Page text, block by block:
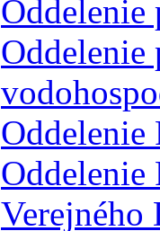
Oddelenie
Oddelenie
Oddelenie
Verejného